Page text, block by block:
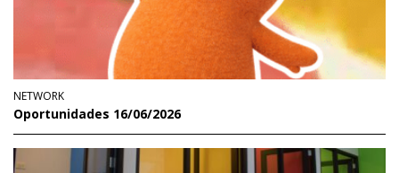
NETWORK
Oportunidades 16/06/2026